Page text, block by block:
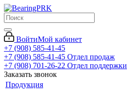
ВойтиМой кабинет
+7 (908) 585-41-45
+7 (908) 585-41-45 Отдел продаж
+7 (908) 701-26-22 Отдел поддержки
Заказать звонок
Продукция